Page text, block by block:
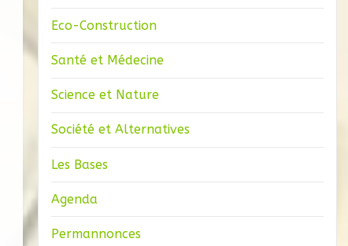
Eco-Construction
Santé et Médecine
Science et Nature
Société et Alternatives
Les Bases
Agenda
Permannonces